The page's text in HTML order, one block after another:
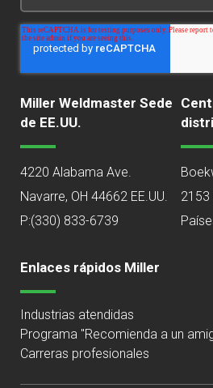
Miller Weldmaster Sede
de EE.UU.
4220 Alabama Ave.
Navarre, OH 44662 EE.UU.
P:(330) 833-6739
2153
Enlaces rápidos Miller
Industrias atendidas
Programa "Recomienda a un
Carreras profesionales